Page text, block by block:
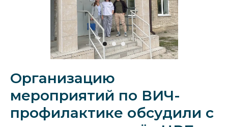
Организацию
мероприятий по ВИЧ-
профилактике обсудили с